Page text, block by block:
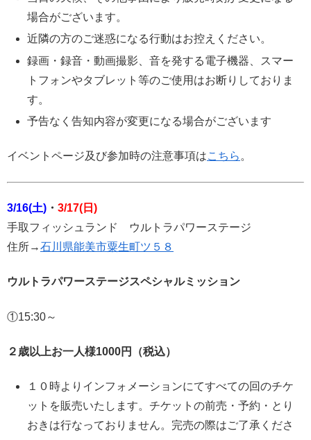
場合がございます。
近隣の方のご迷惑になる行動はお控えください。
録画・録音・動画撮影、音を発する電子機器、スマー
トフォンやタブレット等のご使用はお断りしておりま
す。
予告なく告知内容が変更になる場合がございます
イベントページ及び参加時の注意事項はこちら 。
3/16(土) ・ 3/17(日)
手取フィッシュランド ウルトラパワーステージ
住所→石川県能美市粟生町ツ５８
ウルトラパワーステージスペシャルミッション
①15:30～
２歳以上お一人様1000円（税込）
１０時よりインフォメーションにてすべての回のチケ
ットを販売いたします。チケットの前売・予約・とり
おきは行なっておりません。完売の際はご了承くださ